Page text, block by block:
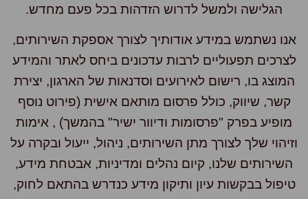
הגלישה ולמשל לדרוש הזדהות בכל פעם מחדש.
נשתמש במידע אודותיך לצורך אספקת השירותים,
תפעוליים לרבות עדכונים ביחס לאתר והמידע
בו, רישום לאירועים וסדנאות של הארגון, יצירת
קשר, שיווק, כולל פרסום מותאם אישית (פירוט נוסף
מופיע בפרק "פרסומות ודיוור ישיר" בהמשך) , אימות
שלך לצורך מתן השירותים, ניהול, ייעול ובקרה על
שלנו, קיום נהלים ומדיניות, אבטחת מידע,
בבקשות עיון ותיקון מידע כנדרש בהתאם לחוק,